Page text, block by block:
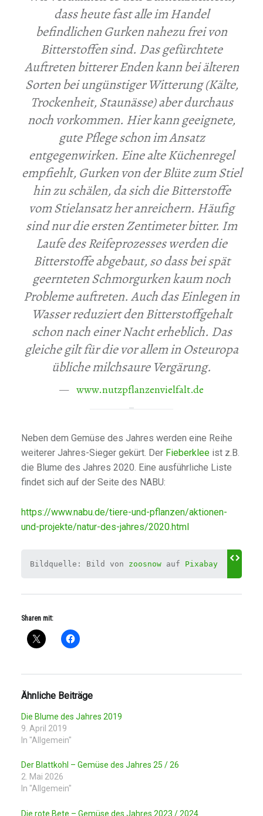
dass heute fast alle im Handel
befindlichen Gurken nahezu frei von
Bitterstoffen sind. Das gefürchtete
Auftreten bitterer Enden kann bei älteren
Sorten bei ungünstiger Witterung (Kälte,
Trockenheit, Staunässe) aber durchaus
noch vorkommen. Hier kann geeignete,
gute Pflege schon im Ansatz
entgegenwirken. Eine alte Küchenregel
empfiehlt, Gurken von der Blüte zum Stiel
hin zu schälen, da sich die Bitterstoffe
vom Stielansatz her anreichern. Häufig
sind nur die ersten Zentimeter bitter. Im
Laufe des Reifeprozesses werden die
Bitterstoffe abgebaut, so dass bei spät
geernteten Schmorgurken kaum noch
Probleme auftreten. Auch das Einlegen in
Wasser reduziert den Bitterstoffgehalt
schon nach einer Nacht erheblich. Das
gleiche gilt für die vor allem in Osteuropa
übliche milchsaure Vergärung.
www.nutzpflanzenvielfalt.de
Neben dem Gemüse des Jahres werden eine Reihe
weiterer Jahres-Sieger gekürt. Der Fieberklee ist z.B.
die Blume des Jahres 2020. Eine ausführliche Liste
findet sich auf der Seite des NABU:
https://www.nabu.de/tiere-und-pflanzen/aktionen-
und-projekte/natur-des-jahres/2020.html
Bildquelle: Bild von zoosnow auf Pixabay
Sharen mit:
Ähnliche Beiträge
Die Blume des Jahres 2019
9. April 2019
In "Allgemein"
Der Blattkohl – Gemüse des Jahres 25 / 26
2. Mai 2026
In "Allgemein"
Die rote Bete – Gemüse des Jahres 2023 / 2024